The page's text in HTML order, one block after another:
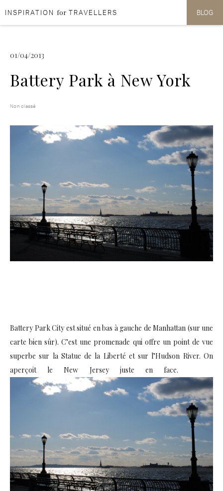
Aller au contenu
Aller au menu
INSPIRATION for TRAVELLERS BLOG
01/04/2013
Battery Park à New York
Non classé
Battery Park City est situé en bas à gauche de Manhattan (sur une
carte bien sûr). C’est une promenade qui offre un point de vue
superbe sur la Statue de la Liberté et sur l’Hudson River. On
aperçoit le New Jersey juste en face.